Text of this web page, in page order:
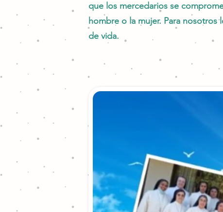
que los mercedarios se
hombre o la mujer. Para
de vida.